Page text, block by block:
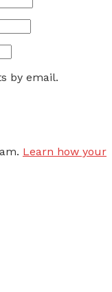
by email.
Learn how your